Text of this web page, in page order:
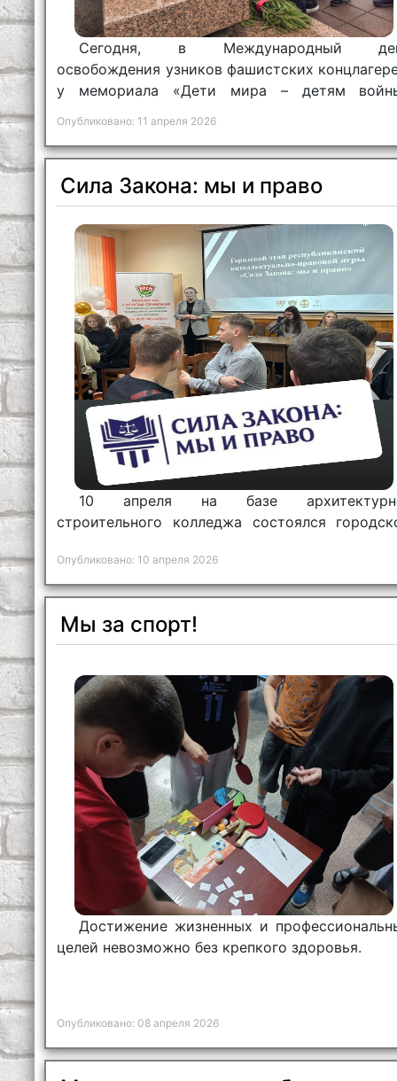
Сегодня, в Международный
освобождения узников фашистских
у мемориала «Дети мира – детям
фашистской неволи, и те, кто
сохранить эту память для будущего.
Опубликовано: 11 апреля 2026
Сила Закона: мы и право
10 апреля на базе
строительного колледжа состоялся
правовой игры «Сила Закона: мы и право».
Опубликовано: 10 апреля 2026
Мы за спорт!
Достижение жизненных и
целей невозможно без крепкого здоровья.
Опубликовано: 08 апреля 2026